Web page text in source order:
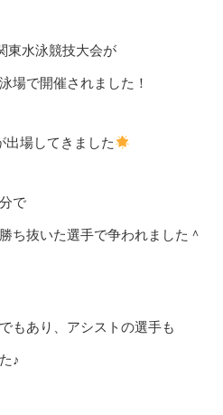
東水泳競技大会が
場で開催されました！
出場してきました
で
ち抜いた選手で争われました＾
もあり、アシストの選手も
♪